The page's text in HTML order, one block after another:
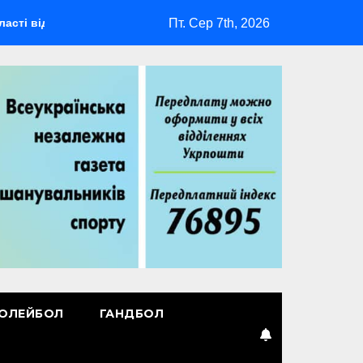
мультиспортивний табір ГАРТ 2026 – як долучитися
Пт. Сер 7th, 2026
ГАНДБОЛ